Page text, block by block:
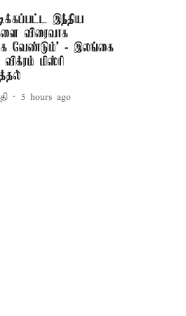
இந்திய
விரைவாக
வேண்டும்' - இலங்கை
மிஸ்ரி
5 hours ago